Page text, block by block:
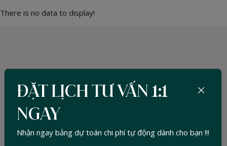
There is no data to display!
ĐẶT LỊCH TƯ VẤN 1:1
NGAY
Nhận ngay bảng dự toán chi phí tự động dành cho bạn !!!